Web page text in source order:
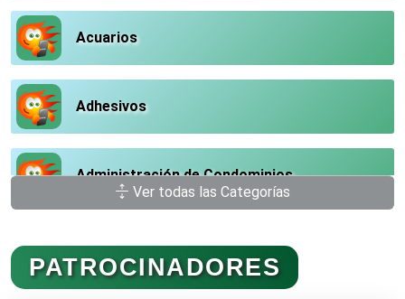
Acuarios
Adhesivos
Administración de Condominios
Administración de Empresas
Ver todas las Categorías
PATROCINADORES